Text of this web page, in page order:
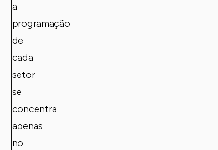
a
programação
de
cada
setor
se
concentra
apenas
no